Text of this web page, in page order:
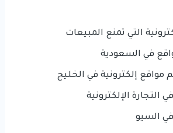
التي تمنع المبيعات
في السعودية
إلكترونية في الخليج
التجارة الإلكترونية
السيو